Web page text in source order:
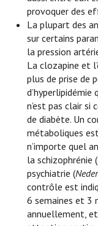
provoquer des
La plupart des
sur certains
la pression
La clozapine et
plus de prise de
n’est pas clair si
de diabète. Un
métaboliques
n’importe quel
la schizophrénie
psychiatrie (
contrôle est
6 semaines et 3
annuellement,